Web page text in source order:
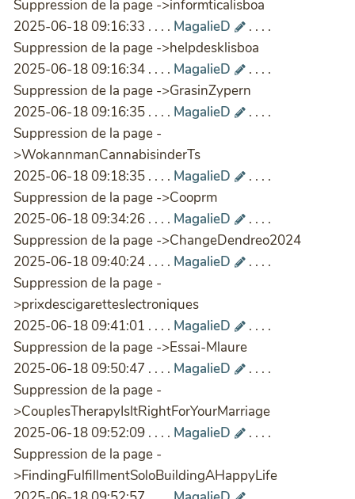
Suppression de la page ->informticalisboa
2025-06-18 09:16:33 . . . . MagalieD
. . . .
Suppression de la page ->helpdesklisboa
2025-06-18 09:16:34 . . . . MagalieD
. . . .
Suppression de la page ->GrasinZypern
2025-06-18 09:16:35 . . . . MagalieD
. . . .
Suppression de la page -
>WokannmanCannabisinderTs
2025-06-18 09:18:35 . . . . MagalieD
. . . .
Suppression de la page ->Cooprm
2025-06-18 09:34:26 . . . . MagalieD
. . . .
Suppression de la page ->ChangeDendreo2024
2025-06-18 09:40:24 . . . . MagalieD
. . . .
Suppression de la page -
>prixdescigaretteslectroniques
2025-06-18 09:41:01 . . . . MagalieD
. . . .
Suppression de la page ->Essai-Mlaure
2025-06-18 09:50:47 . . . . MagalieD
. . . .
Suppression de la page -
>CouplesTherapyIsItRightForYourMarriage
2025-06-18 09:52:09 . . . . MagalieD
. . . .
Suppression de la page -
>FindingFulfillmentSoloBuildingAHappyLife